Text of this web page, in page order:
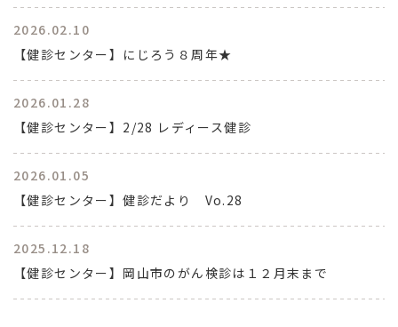
2026.02.10
【健診センター】にじろう８周年★
2026.01.28
【健診センター】2/28 レディース健診
2026.01.05
【健診センター】健診だより Vo.28
2025.12.18
【健診センター】岡山市のがん検診は１２月末まで